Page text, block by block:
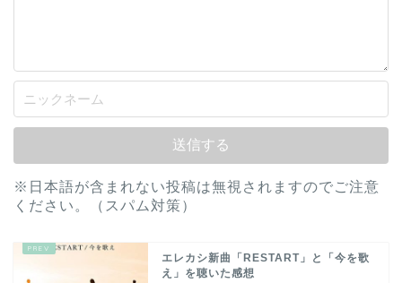
※日本語が含まれない投稿は無視されますのでご注意
ください。（スパム対策）
エレカシ新曲「RESTART」と「今を歌
え」を聴いた感想